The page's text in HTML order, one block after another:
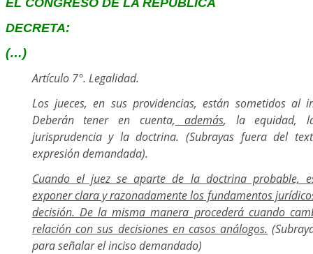
EL CONGRESO DE LA REPÚBLICA
DECRETA:
(…)
Artículo 7°. Legalidad.
Los jueces, en sus providencias, están sometidos al
Deberán tener en cuenta, además, la equidad,
jurisprudencia y la doctrina. (Subrayas fuera del
expresión demandada).
Cuando el juez se aparte de la doctrina probable,
exponer clara y razonadamente los fundamentos
decisión. De la misma manera procederá cuando
relación con sus decisiones en casos análogos.
para señalar el inciso demandado)